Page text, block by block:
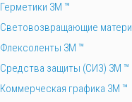
Герметики 3М ™
Световозвращающие
Флексоленты 3М ™
Средства защиты (СИЗ) 3M ™
Коммерческая графика 3М ™